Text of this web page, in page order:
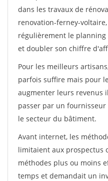
dans les travaux de
renovation-ferney-
régulièrement le
et doubler son chiffre
Pour les meilleurs
parfois suffire mais pour
augmenter leurs revenus
passer par un
le secteur du bâtiment.
Avant internet, les
limitaient aux prospectus
méthodes plus ou moins
temps et demandait un